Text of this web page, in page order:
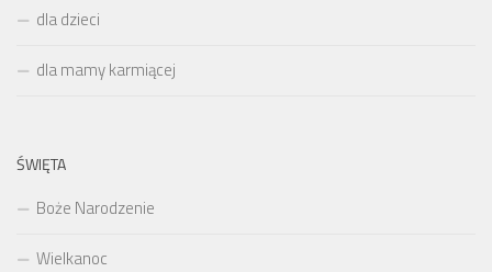
dla dzieci
dla mamy karmiącej
ŚWIĘTA
Boże Narodzenie
Wielkanoc